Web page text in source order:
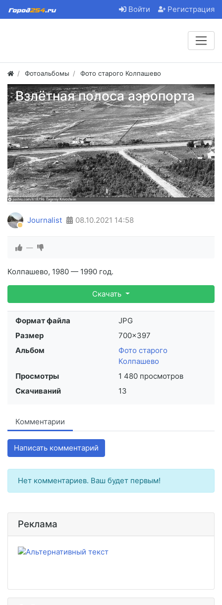
Войти Регистрация
Фотоальбомы Фото старого Колпашево
Взлётная полоса аэропорта
Journalist 08.10.2021 14:58
—
Колпашево, 1980 — 1990 год.
Скачать
Формат файла
JPG
Размер
700×397
Альбом
Фото старого
Колпашево
Просмотры
1 480 просмотров
Скачиваний
13
Комментарии
Написать комментарий
Нет комментариев. Ваш будет первым!
Реклама